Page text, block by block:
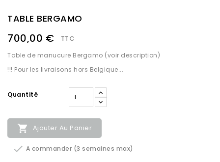
TABLE BERGAMO
700,00 € TTC
Table de manucure Bergamo (voir description)
!!! Pour les livraisons hors Belgique...
Quantité
 Ajouter Au Panier
 A commander (3 semaines max)